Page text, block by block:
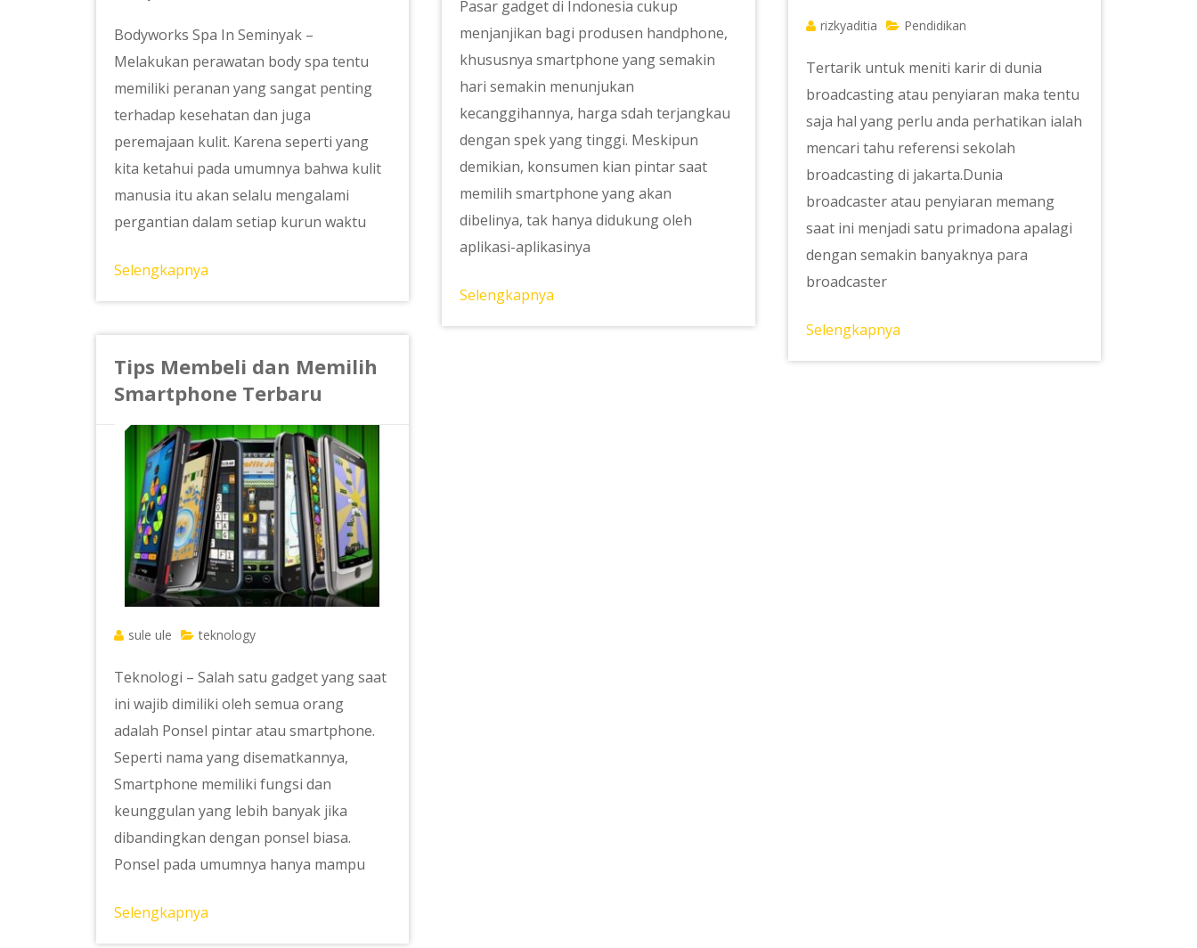
Bodyworks Spa In Seminyak –
Melakukan perawatan body spa tentu
memiliki peranan yang sangat penting
terhadap kesehatan dan juga
peremajaan kulit. Karena seperti yang
kita ketahui pada umumnya bahwa kulit
manusia itu akan selalu mengalami
pergantian dalam setiap kurun waktu
Selengkapnya
Pasar gadget di Indonesia cukup
menjanjikan bagi produsen handphone,
khususnya smartphone yang semakin
hari semakin menunjukan
kecanggihannya, harga sdah terjangkau
dengan spek yang tinggi. Meskipun
demikian, konsumen kian pintar saat
memilih smartphone yang akan
dibelinya, tak hanya didukung oleh
aplikasi-aplikasinya
Selengkapnya
rizkyaditia Pendidikan
Tertarik untuk meniti karir di dunia
broadcasting atau penyiaran maka tentu
saja hal yang perlu anda perhatikan ialah
mencari tahu referensi sekolah
broadcasting di jakarta.Dunia
broadcaster atau penyiaran memang
saat ini menjadi satu primadona apalagi
dengan semakin banyaknya para
broadcaster
Selengkapnya
Tips Membeli dan Memilih
Smartphone Terbaru
sule ule teknology
Teknologi – Salah satu gadget yang saat
ini wajib dimiliki oleh semua orang
adalah Ponsel pintar atau smartphone.
Seperti nama yang disematkannya,
Smartphone memiliki fungsi dan
keunggulan yang lebih banyak jika
dibandingkan dengan ponsel biasa.
Ponsel pada umumnya hanya mampu
Selengkapnya